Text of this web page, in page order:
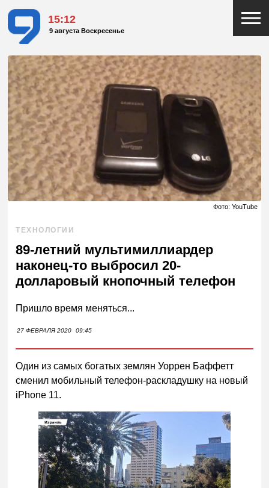
15:12
9 августа Воскресенье
Фото: YouTube
ТЕХНОЛОГИИ
89-летний мультимиллиардер
наконец-то выбросил 20-
долларовый кнопочный телефон
Пришло время меняться...
27 ФЕВРАЛЯ 2020 09:45
Один из самых богатых землян Уоррен Баффетт
сменил мобильный телефон-раскладушку на новый
iPhone 11.